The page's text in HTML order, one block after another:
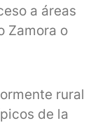
a áreas
Zamora o
rural
de la